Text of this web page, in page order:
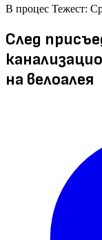
В процес Тежест:
След
на велоалея